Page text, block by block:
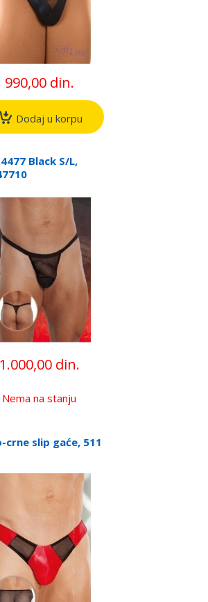
990,00 din.
Dodaj u korpu
Black S/L,
1.000,00 din.
Nema na stanju
crne slip gaće, 511